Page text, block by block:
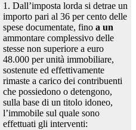
1. Dall’imposta lorda si detrae un
importo pari al 36 per cento delle
spese documentate, fino a un
ammontare complessivo delle
stesse non superiore a euro
48.000 per unità immobiliare,
sostenute ed effettivamente
rimaste a carico dei contribuenti
che possiedono o detengono,
sulla base di un titolo idoneo,
l’immobile sul quale sono
effettuati gli interventi: